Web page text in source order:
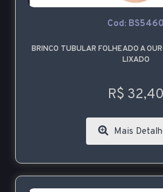
Cod: BS5460
BRINCO TUBULAR FOLHEADO A
LIXADO
R$ 32,40
Mais